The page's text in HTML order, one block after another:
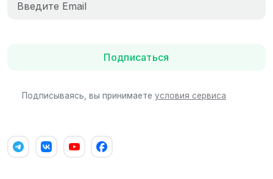
Подписаться
Подписываясь, вы принимаете условия сервиса